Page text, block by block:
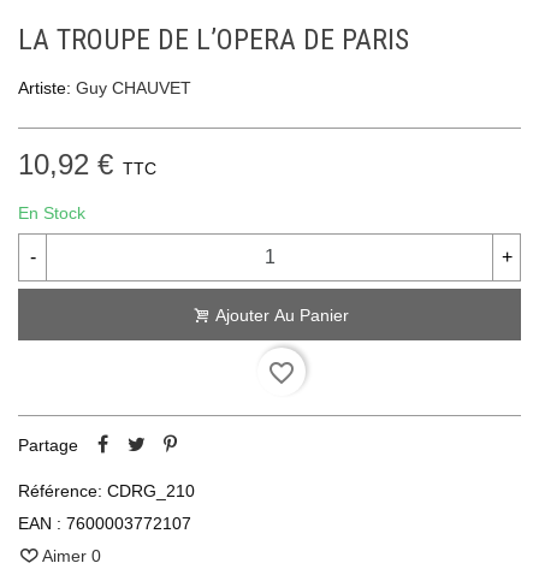
LA TROUPE DE L’OPERA DE PARIS
Artiste: Guy CHAUVET
10,92 € TTC
En Stock
- +
Ajouter Au Panier
favorite_border
Partage
Référence: CDRG_210
EAN : 7600003772107
Aimer 0